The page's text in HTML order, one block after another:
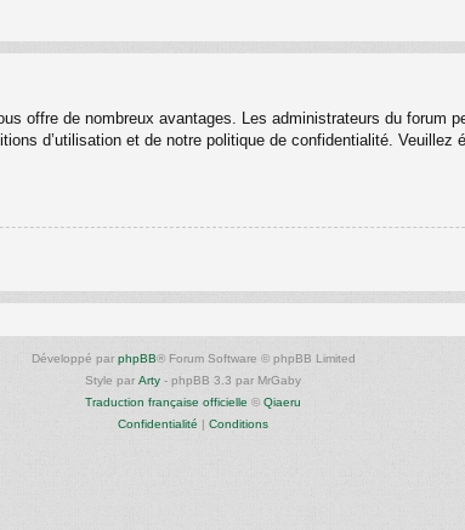
offre de nombreux avantages. Les administrateurs du forum
d’utilisation et de notre politique de confidentialité.
Développé par phpBB® Forum Software © phpBB Limited
Style par Arty - phpBB 3.3 par MrGaby
Traduction française officielle © Qiaeru
Confidentialité | Conditions